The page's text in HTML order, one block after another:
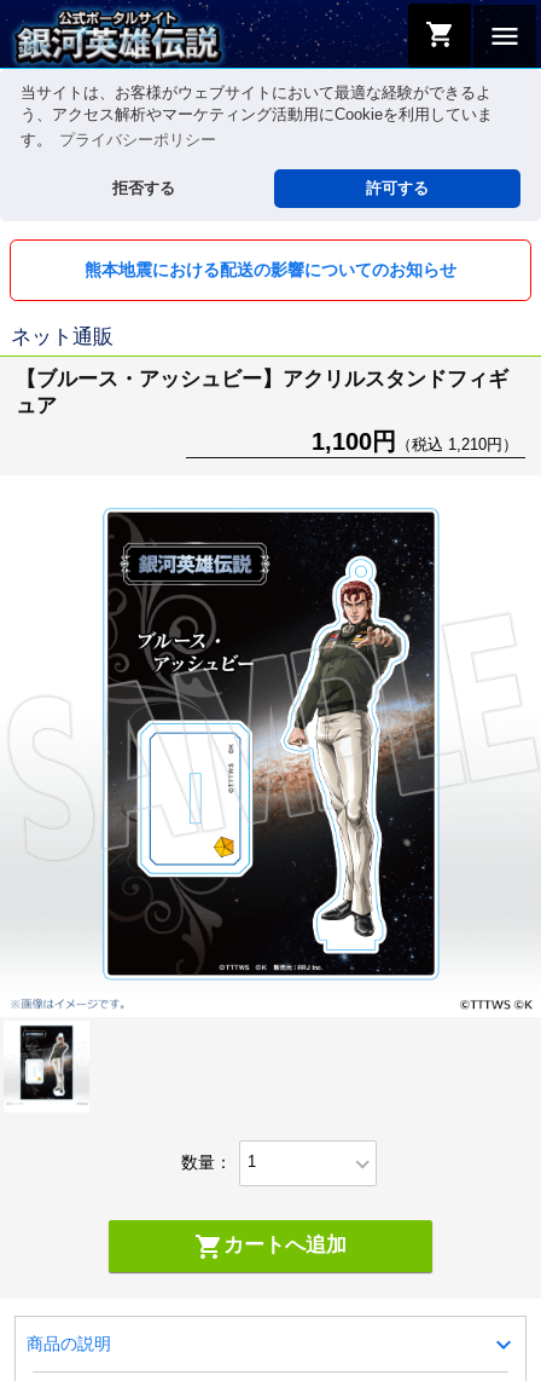
当サイトは、お客様がウェブサイトにおいて最適な経験ができるよ
う、アクセス解析やマーケティング活動用にCookieを利用していま
す。
プライバシーポリシー
拒否する 許可する
menu
shopping_cart
熊本地震における配送の影響についてのお知らせ
ネット通販
【ブルース・アッシュビー】アクリルスタンドフィギ
ュア
1,100円 （税込 1,210円）
数量： expand_more
shopping_cart カートへ追加
商品の説明 expand_more